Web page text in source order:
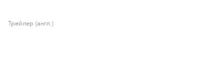
Трейлер (англ.)